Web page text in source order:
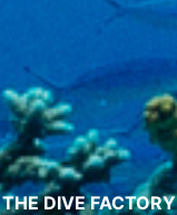
THE DIVE FACTORY